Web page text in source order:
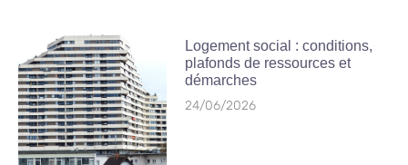
Logement social : conditions,
plafonds de ressources et
démarches
24/06/2026